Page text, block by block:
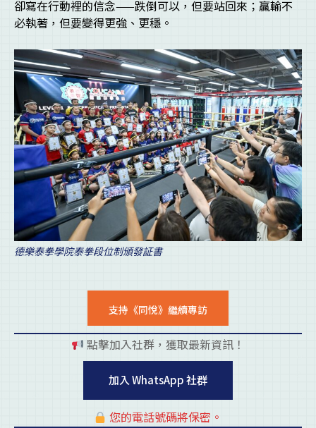
卻寫在行動裡的信念——跌倒可以，但要站回來；贏輸不
必執著，但要變得更強、更穩。
德樂泰拳學院泰拳段位制頒發証書
支持《同悅》繼續專訪
點擊加入社群，獲取最新資訊！
加入 WhatsApp 社群
您的電話號碼將保密。